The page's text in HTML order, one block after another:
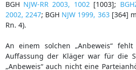
BGH NJW-RR 2003, 1002 [1003];
2002, 2247; BGH NJW 1999, 363[364]
Rn. 4).
An einem solchen „Anbeweis“
Auffassung der Kläger war für die
„Anbeweis“ auch nicht eine